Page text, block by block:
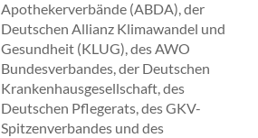
Apothekerverbände (ABDA), der
Deutschen Allianz Klimawandel und
Gesundheit (KLUG), des AWO
Bundesverbandes, der Deutschen
Krankenhausgesellschaft, des
Deutschen Pflegerats, des GKV-
Spitzenverbandes und des